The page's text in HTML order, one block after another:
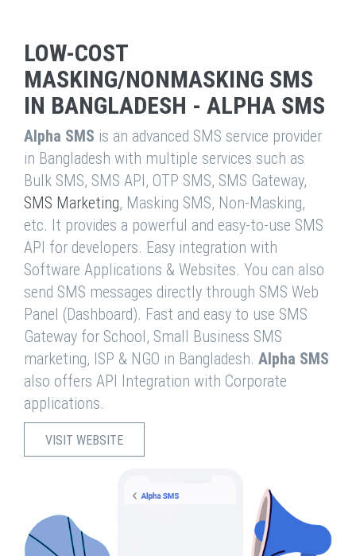
LOW-COST
MASKING/NONMASKING SMS
IN BANGLADESH - ALPHA SMS
Alpha SMS is an advanced SMS service provider
in Bangladesh with multiple services such as
Bulk SMS, SMS API, OTP SMS, SMS Gateway,
SMS Marketing, Masking SMS, Non-Masking,
etc. It provides a powerful and easy-to-use SMS
API for developers. Easy integration with
Software Applications & Websites. You can also
send SMS messages directly through SMS Web
Panel (Dashboard). Fast and easy to use SMS
Gateway for School, Small Business SMS
marketing, ISP & NGO in Bangladesh. Alpha SMS
also offers API Integration with Corporate
applications.
VISIT WEBSITE